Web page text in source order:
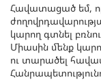
Հավատացած եմ,
կարող գտնել
Միասին մենք
ու տարածել